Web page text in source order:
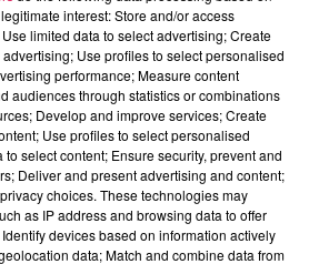
interest: Store and/or access
limited data to select advertising; Create
Use profiles to select personalised
performance; Measure content
audiences through statistics or combinations
Develop and improve services; Create
Use profiles to select personalised
select content; Ensure security, prevent and
Deliver and present advertising and content;
choices. These technologies may
as IP address and browsing data to offer
devices based on information actively
data; Match and combine data from